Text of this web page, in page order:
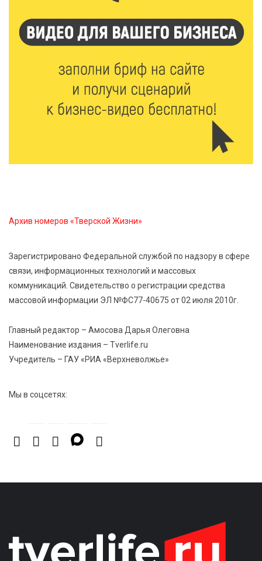
7 Авг 2026 16:32 597
Без прав и лицензий: итоги проверки таксистов в
Твери
Сладкая программа в Твери: дегустация мёда и
рассказ о жизни пчёл
Открыт набор на программу амбассадоров для
Жителям Тверской области напомнили об
7 Авг 2026 15:32 338
Золотой век “Горьковки”: как А. М. Кузнецова
изменила библиотечную жизнь Верхневолжья
7 Авг 2026 15:30 312
«Россети Центр» отремонтировали почти 270
трансформаторных подстанций и более 146 км ЛЭП
Архив номеров «Тверской Жизни»
Зарегистрировано Федеральной службой по надзору в сфере
связи, информационных технологий и массовых
коммуникаций. Свидетельство о регистрации средства
массовой информации ЭЛ №ФС77-40675 от 02 июля 2010г.
Главный редактор – Амосова Дарья Олеговна
Наименование издания – Tverlife.ru
Учредитель – ГАУ «РИА «Верхневолжье»
Мы в соцсетях: